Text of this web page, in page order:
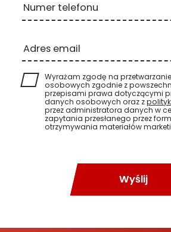
Numer telefonu
Adres email
Wyrażam zgodę na
osobowych zgodnie z
przepisami prawa dotyczącymi
danych osobowych oraz z
przez administratora danych w
zapytania przesłanego przez
otrzymywania materiałów
Wyślij